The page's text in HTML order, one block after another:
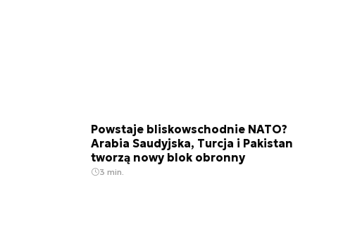
Powstaje bliskowschodnie NATO?
Arabia Saudyjska, Turcja i Pakistan
tworzą nowy blok obronny
3 min.